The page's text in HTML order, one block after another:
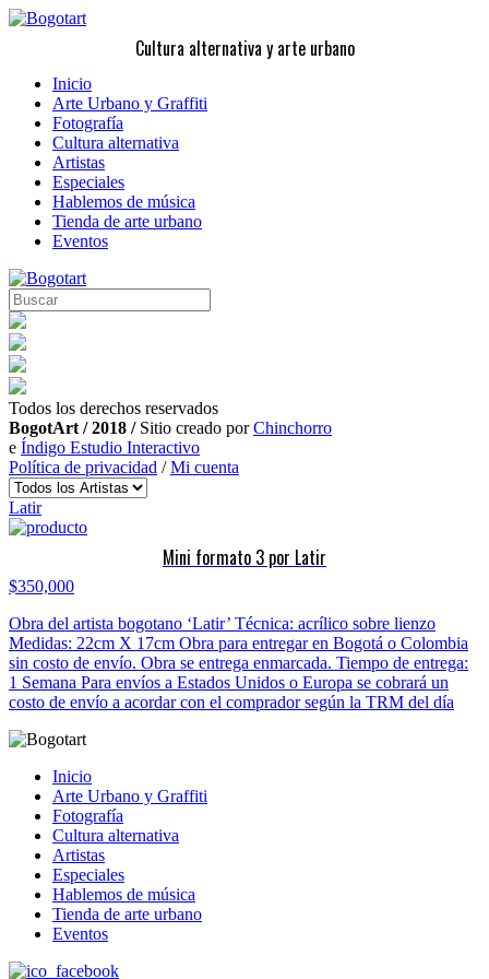
Cultura alternativa y arte urbano
Inicio
Arte Urbano y Graffiti
Fotografía
Cultura alternativa
Artistas
Especiales
Hablemos de música
Tienda de arte urbano
Eventos
Todos los derechos reservados
BogotArt / 2018 /Sitio creado porChinchorro
e Índigo Estudio Interactivo
Política de privacidad /Mi cuenta
Latir
Mini formato 3 por Latir
$350,000
Obra del artista bogotano ‘Latir’ Técnica: acrílico sobre lienzo
Medidas: 22cm X 17cm Obra para entregar en Bogotá o Colombia
sin costo de envío. Obra se entrega enmarcada. Tiempo de entrega:
1 Semana Para envíos a Estados Unidos o Europa se cobrará un
costo de envío a acordar con el comprador según la TRM del día
Inicio
Arte Urbano y Graffiti
Fotografía
Cultura alternativa
Artistas
Especiales
Hablemos de música
Tienda de arte urbano
Eventos